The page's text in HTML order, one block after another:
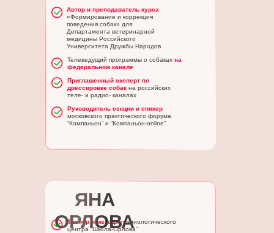
Автор и преподаватель курса
«Формирование и коррекция
поведения собак» для
Департамента ветеринарной
медицины Российского
Университета Дружбы Народов
Телеведущий программы о собаках на
федеральном канале
Приглашенный эксперт по
дрессировке собак на российских
теле- и радио- каналах
Руководитель секции и спикер
московского практического форума
“Компаньон” и “Компаньон-online”
Тренер и методисткинологического
центра “Школа-Орлова”
ЯНА
ОРЛОВА